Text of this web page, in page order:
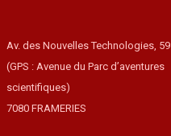
Av. des Nouvelles Technologies, 59
(GPS : Avenue du Parc d’aventures
scientifiques)
7080 FRAMERIES